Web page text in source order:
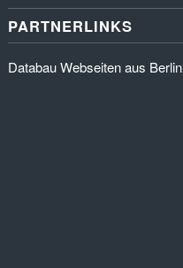
PARTNERLINKS
Databau Webseiten aus Berlin